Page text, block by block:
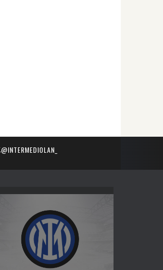
@INTERMEDIOLAN_